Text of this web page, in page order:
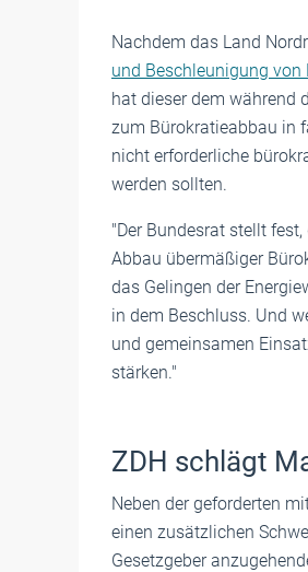
Nachdem das Land
und Beschleunigung
hat dieser dem während
zum Bürokratieabbau in
nicht erforderliche
werden sollten.
"Der Bundesrat stellt
Abbau übermäßiger
das Gelingen der
in dem Beschluss. Und
und gemeinsamen
stärken."
ZDH schlägt
Neben der geforderten
einen zusätzlichen
Gesetzgeber